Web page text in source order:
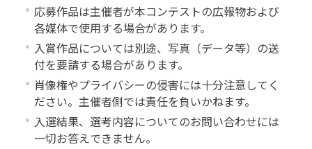
応募作品は主催者が本コンテストの広報物および
各媒体で使用する場合があります。
入賞作品については別途、写真（データ等）の送
付を要請する場合があります。
肖像権やプライバシーの侵害には十分注意してく
ださい。主催者側では責任を負いかねます。
入選結果、選考内容についてのお問い合わせには
一切お答えできません。